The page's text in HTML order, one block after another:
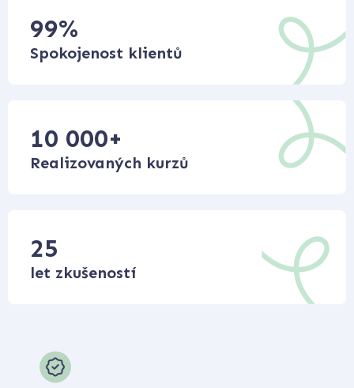
99%
Spokojenost klientů
10 000+
Realizovaných kurzů
25
let zkušeností